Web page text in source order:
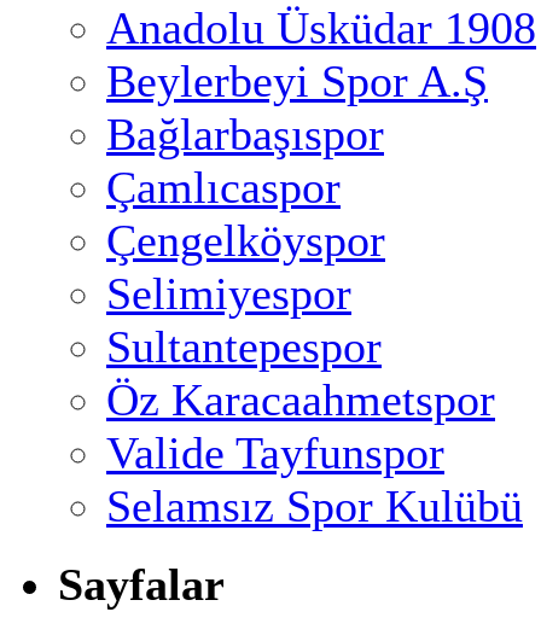
Anadolu Üsküdar 1908
Beylerbeyi Spor A.Ş
Bağlarbaşıspor
Çamlıcaspor
Çengelköyspor
Selimiyespor
Sultantepespor
Öz Karacaahmetspor
Valide Tayfunspor
Selamsız Spor Kulübü
Sayfalar